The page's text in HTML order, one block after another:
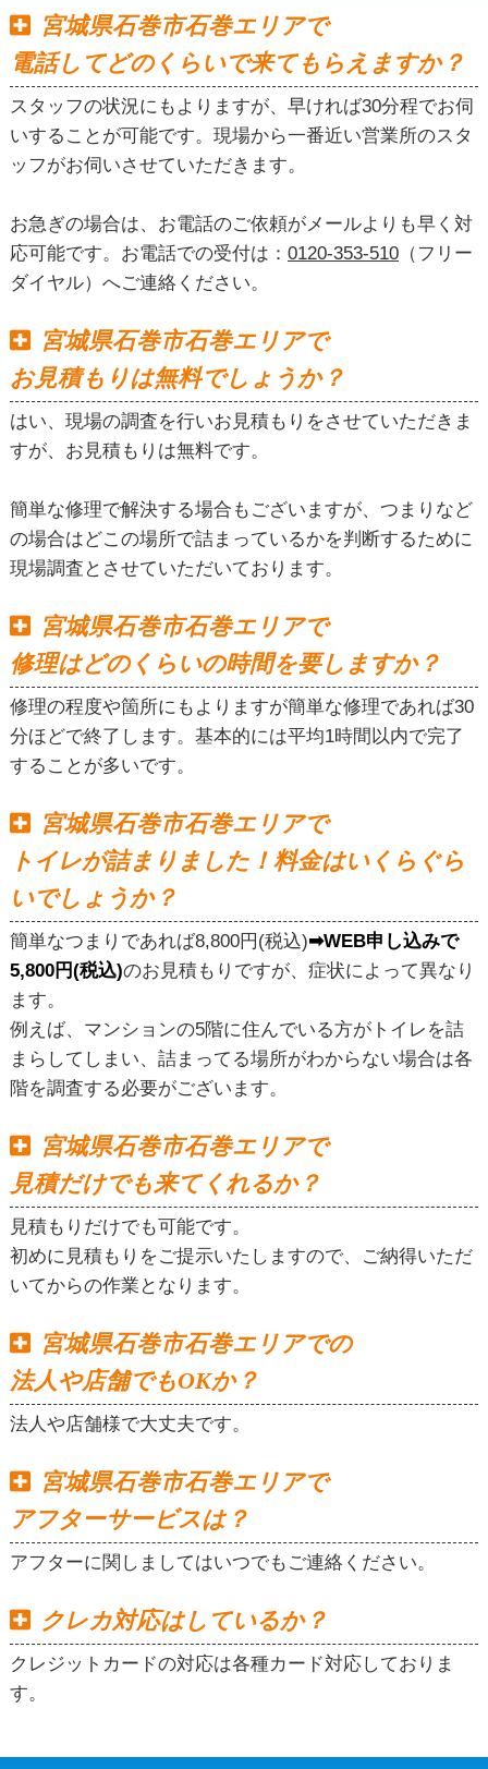
宮城県石巻市石巻エリアで
電話してどのくらいで来てもらえますか？
スタッフの状況にもよりますが、早ければ30分程でお伺
いすることが可能です。現場から一番近い営業所のスタ
ッフがお伺いさせていただきます。
お急ぎの場合は、お電話のご依頼がメールよりも早く対
応可能です。お電話での受付は： 0120-353-510（フリー
ダイヤル）へご連絡ください。
宮城県石巻市石巻エリアで
お見積もりは無料でしょうか？
はい、現場の調査を行いお見積もりをさせていただきま
すが、お見積もりは無料です。
簡単な修理で解決する場合もございますが、つまりなど
の場合はどこの場所で詰まっているかを判断するために
現場調査とさせていただいております。
宮城県石巻市石巻エリアで
修理はどのくらいの時間を要しますか？
修理の程度や箇所にもよりますが簡単な修理であれば30
分ほどで終了します。基本的には平均1時間以内で完了
することが多いです。
宮城県石巻市石巻エリアで
トイレが詰まりました！料金はいくらぐら
いでしょうか？
簡単なつまりであれば8,800円(税込)➡WEB申し込みで
5,800円(税込)のお見積もりですが、症状によって異なり
ます。
例えば、マンションの5階に住んでいる方がトイレを詰
まらしてしまい、詰まってる場所がわからない場合は各
階を調査する必要がございます。
宮城県石巻市石巻エリアで
見積だけでも来てくれるか？
見積もりだけでも可能です。
初めに見積もりをご提示いたしますので、ご納得いただ
いてからの作業となります。
宮城県石巻市石巻エリアでの
法人や店舗でもOKか？
法人や店舗様で大丈夫です。
宮城県石巻市石巻エリアで
アフターサービスは？
アフターに関しましてはいつでもご連絡ください。
クレカ対応はしているか？
クレジットカードの対応は各種カード対応しておりま
す。